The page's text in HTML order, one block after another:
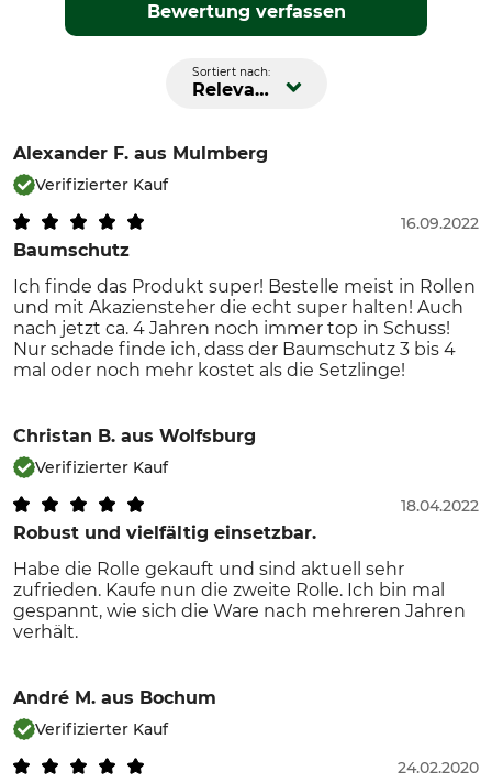
Bewertung verfassen
Sortiert nach:
Relevanz
Alexander F. aus Mulmberg
Verifizierter Kauf
Baumschutz
16.09.2022
Ich finde das Produkt super! Bestelle meist in Rollen
und mit Akaziensteher die echt super halten! Auch
nach jetzt ca. 4 Jahren noch immer top in Schuss!
Nur schade finde ich, dass der Baumschutz 3 bis 4
mal oder noch mehr kostet als die Setzlinge!
Christan B. aus Wolfsburg
Verifizierter Kauf
Robust und vielfältig einsetzbar.
18.04.2022
Habe die Rolle gekauft und sind aktuell sehr
zufrieden. Kaufe nun die zweite Rolle. Ich bin mal
gespannt, wie sich die Ware nach mehreren Jahren
verhält.
André M. aus Bochum
Verifizierter Kauf
24.02.2020